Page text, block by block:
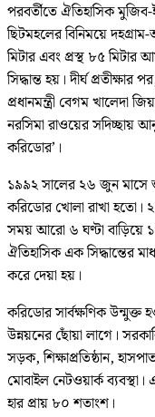
পরবর্তীতে ঐতিহাসিক
ছিটমহলের বিনিময়ে
মিটার এবং প্রস্থ ৮৫ মিটার
সিদ্ধান্ত হয়। দীর্ঘ
প্রধানমন্ত্রী বেগম খালেদা
নরসিমা রাওয়ের সদিচ্ছায়
করিডোর’।
১৯৯২ সালের ২৬ জুন মাসে
করিডোর খোলা রাখা হতো।
সময় আরো ৬ ঘণ্টা বাড়িয়ে
ঐতিহাসিক এক সিদ্ধান্তের
করে দেয়া হয়।
করিডোর সার্বক্ষণিক
উন্নয়নের ছোঁয়া লাগে।
সড়ক, শিক্ষাপ্রতিষ্ঠান,
মোবাইল নেটওয়ার্ক
হার প্রায় ৮০ শতাংশ।